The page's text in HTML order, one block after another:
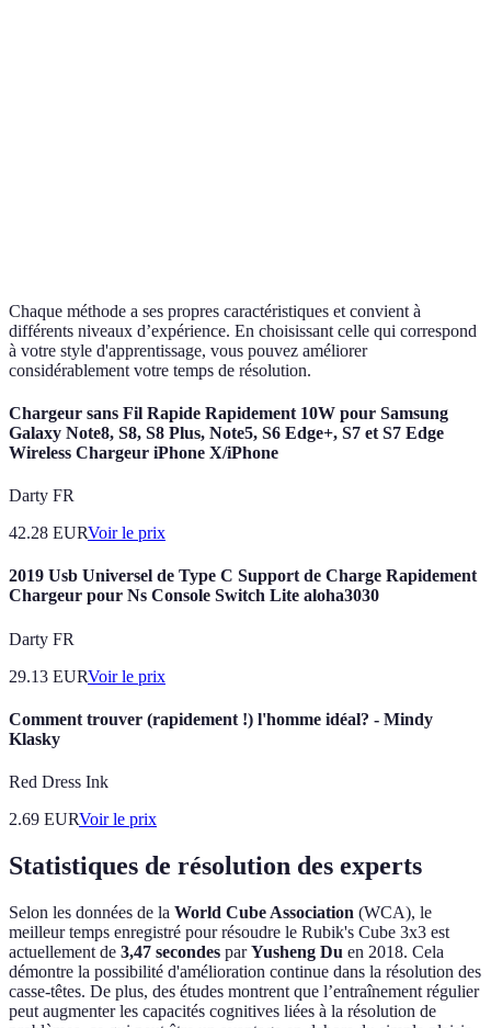
Chaque méthode a ses propres caractéristiques et convient à
différents niveaux d’expérience. En choisissant celle qui correspond
à votre style d'apprentissage, vous pouvez améliorer
considérablement votre temps de résolution.
Chargeur sans Fil Rapide Rapidement 10W pour Samsung
Galaxy Note8, S8, S8 Plus, Note5, S6 Edge+, S7 et S7 Edge
Wireless Chargeur iPhone X/iPhone
Darty FR
42.28 EURVoir le prix
2019 Usb Universel de Type C Support de Charge Rapidement
Chargeur pour Ns Console Switch Lite aloha3030
Darty FR
29.13 EURVoir le prix
Comment trouver (rapidement !) l'homme idéal? - Mindy
Klasky
Red Dress Ink
2.69 EURVoir le prix
Statistiques de résolution des experts
Selon les données de la World Cube Association (WCA), le
meilleur temps enregistré pour résoudre le Rubik's Cube 3x3 est
actuellement de 3,47 secondes parYusheng Du en 2018. Cela
démontre la possibilité d'amélioration continue dans la résolution des
casse-têtes. De plus, des études montrent que l’entraînement régulier
peut augmenter les capacités cognitives liées à la résolution de